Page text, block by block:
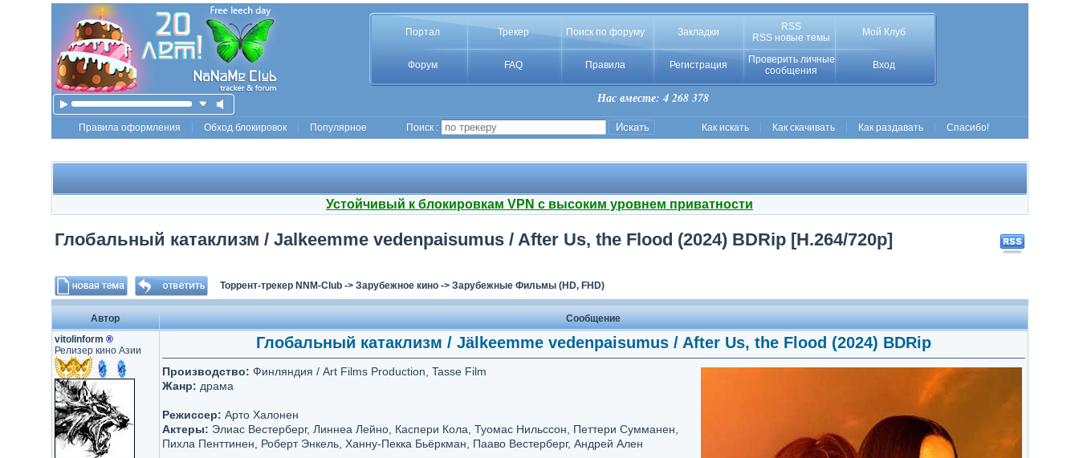
Портал Трекер Поиск по форуму Закладки
RSS
RSS новые темы
Мой Клуб
Форум FAQ Правила Регистрация
Проверить личные
сообщения
Вход
Нас вместе: 4 268 378
Правила оформления Обход блокировок Популярное Поиск : Как искать Как скачивать Как раздавать Спасибо!
Устойчивый к блокировкам VPN с высоким уровнем приватности
Глобальный катаклизм / Jalkeemme vedenpaisumus / After Us, the Flood (2024) BDRip [H.264/720p]
Торрент-трекер NNM-Club-> Зарубежное кино-> Зарубежные Фильмы (HD, FHD)
Автор
Сообщение
vitolinform ®
Релизер кино Азии
Глобальный катаклизм / Jälkeemme vedenpaisumus / After Us, the Flood (2024) BDRip
Производство: Финляндия / Art Films Production, Tasse Film
Жанр: драма
Режиссер: Арто Халонен
Актеры: Элиас Вестерберг, Линнеа Лейно, Каспери Кола, Туомас Нильссон, Петтери Сумманен,
Пихла Пенттинен, Роберт Энкель, Ханну-Пекка Бьёркман, Пааво Вестерберг, Андрей Ален